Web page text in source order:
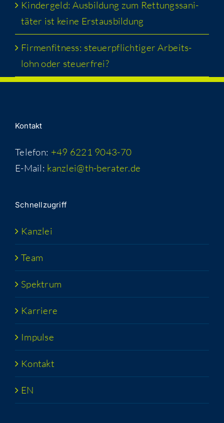
Kin­der­geld: Aus­bil­dung zum Ret­tungs­sa­ni­
tä­ter ist kei­ne Erstausbildung
Fir­men­fit­ness: steu­er­pflich­ti­ger Arbeits­
lohn oder steuerfrei?
Kon­takt
Telefon: +49 6221 9043-70
E-Mail: kanzlei@th-berater.de
Schnell­zu­griff
Kanz­lei
Team
Spek­trum
Kar­rie­re
Impul­se
Kon­takt
EN